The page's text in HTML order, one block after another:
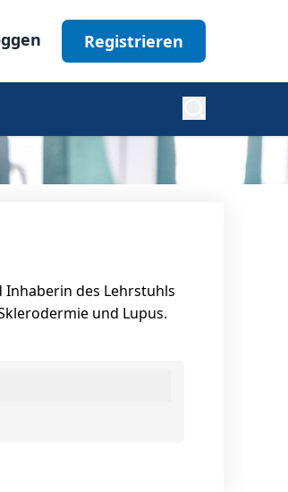
Registrieren
Diabetes
Ophthalmologie
Inhaberin des Lehrstuhls
und Lupus.